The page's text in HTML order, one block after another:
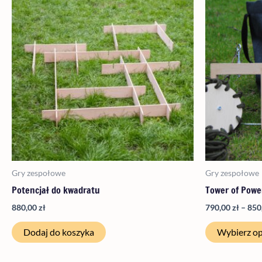
Gry zespołowe
Potencjał do kwadratu
880,00zł
Dodaj do koszyka
Gry zespołowe
Tower of
790,00zł –
Wybierz